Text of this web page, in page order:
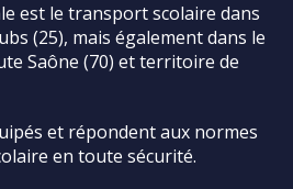
est le transport scolaire dans
(25), mais également dans le
Saône (70) et territoire de
et répondent aux normes
en toute sécurité.